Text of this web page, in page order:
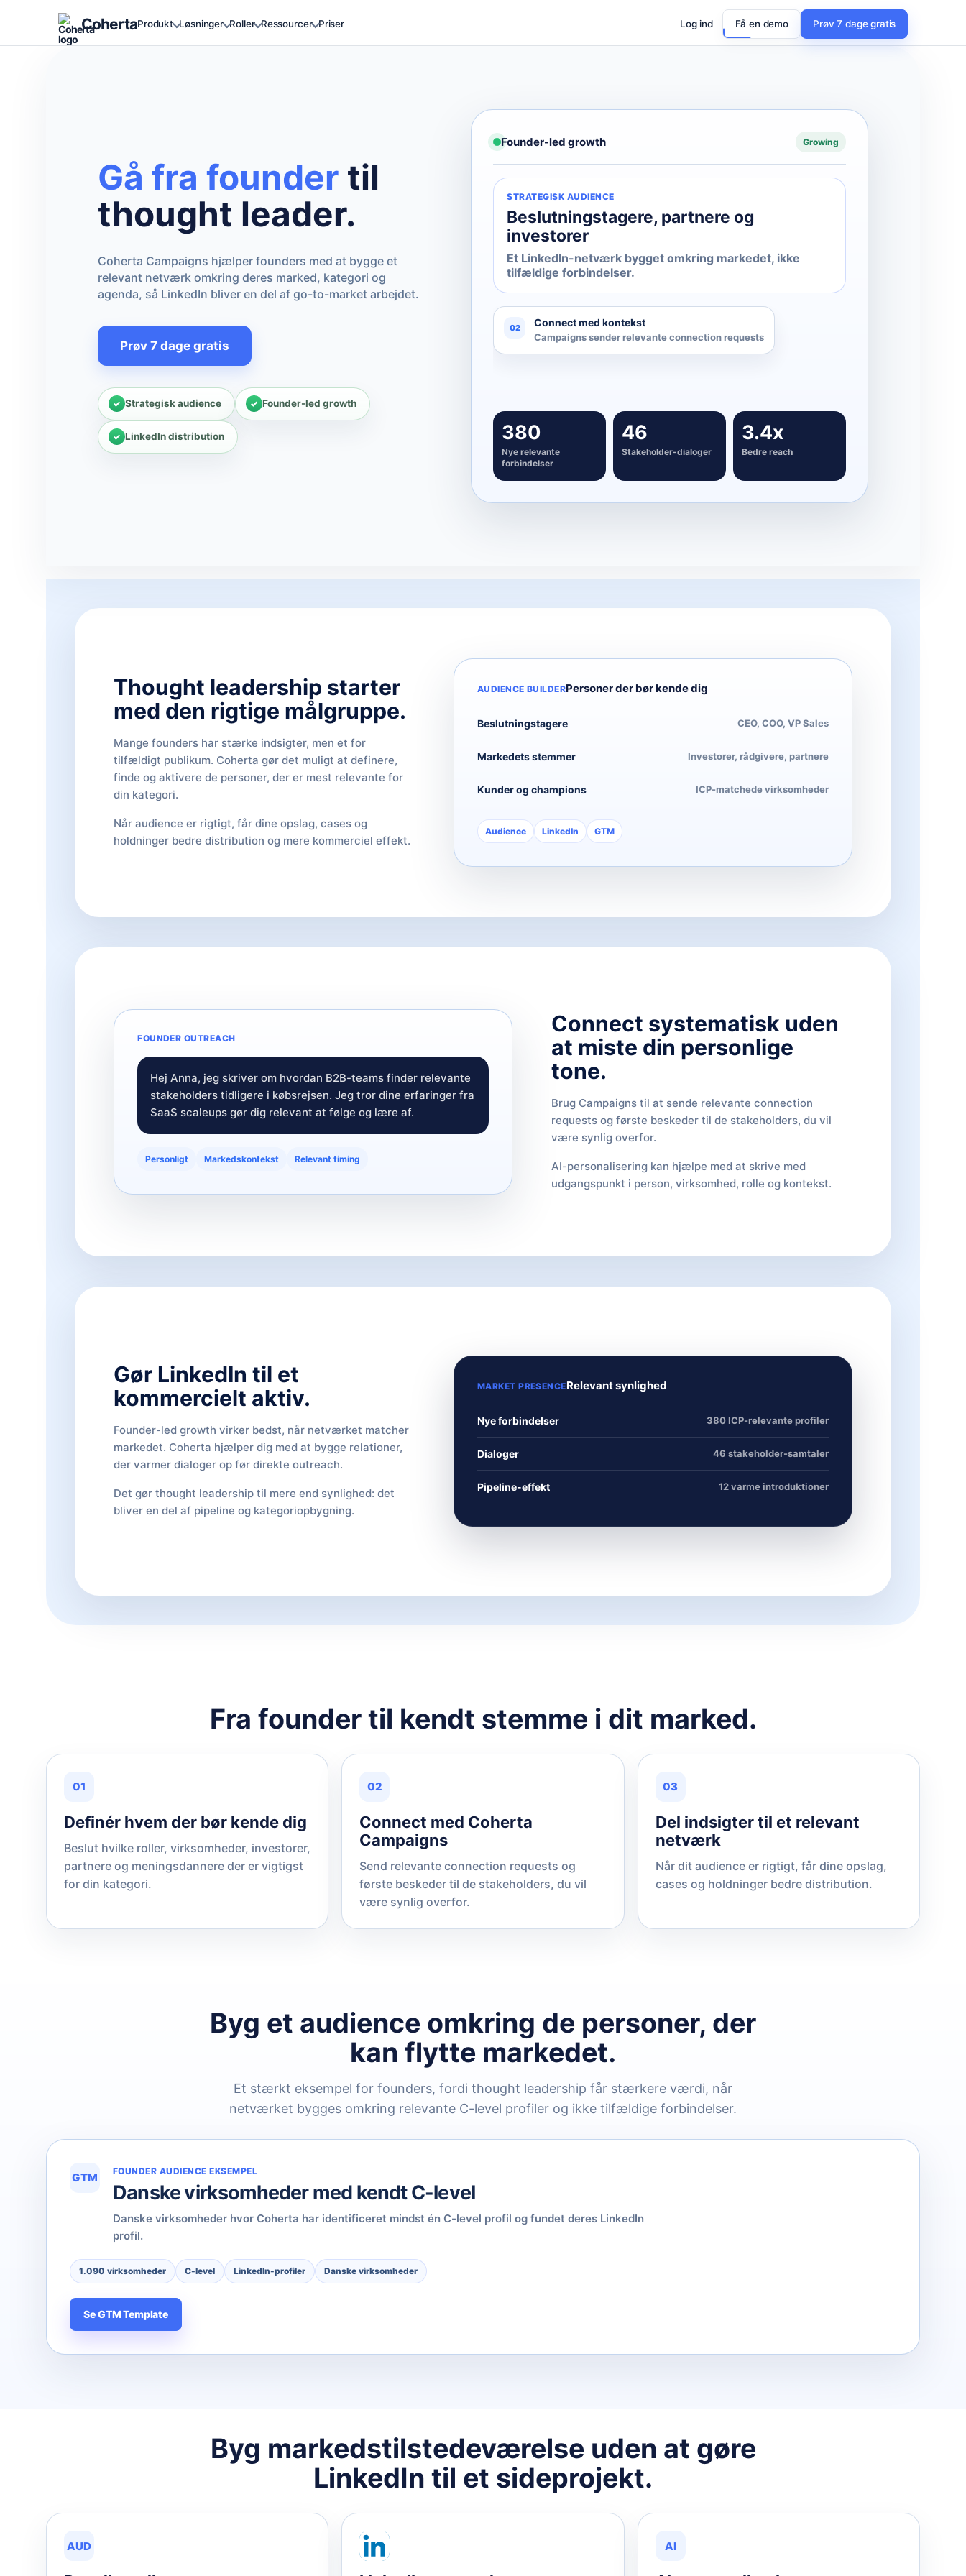
CohertaProdukt Løsninger Roller Ressourcer Priser Log ind Få en demo Prøv 7 dage gratis
Gå fra founder til
thought leader.
Coherta Campaigns hjælper founders med at bygge et
relevant netværk omkring deres marked, kategori og
agenda, så LinkedIn bliver en del af go-to-market arbejdet.
Prøv 7 dage gratis
Strategisk audience Founder-led growth
LinkedIn distribution
Founder-led growth Growing
STRATEGISK AUDIENCE
Beslutningstagere, partnere og
investorer
Et LinkedIn-netværk bygget omkring markedet, ikke
tilfældige forbindelser.
03 Skab distribution
Indsigter bliver synlige for de rette stakeholders
380
Nye relevante
forbindelser
46
Stakeholder-dialoger
3.4x
Bedre reach
Thought leadership starter
med den rigtige målgruppe.
Mange founders har stærke indsigter, men et for
tilfældigt publikum. Coherta gør det muligt at definere,
finde og aktivere de personer, der er mest relevante for
din kategori.
Når audience er rigtigt, får dine opslag, cases og
holdninger bedre distribution og mere kommerciel effekt.
AUDIENCE BUILDERPersoner der bør kende dig
Beslutningstagere CEO, COO, VP Sales
Markedets stemmer Investorer, rådgivere, partnere
Kunder og champions ICP-matchede virksomheder
Audience LinkedIn GTM
Connect systematisk uden
at miste din personlige
tone.
Brug Campaigns til at sende relevante connection
requests og første beskeder til de stakeholders, du vil
være synlig overfor.
AI-personalisering kan hjælpe med at skrive med
udgangspunkt i person, virksomhed, rolle og kontekst.
FOUNDER OUTREACH
Hej Anna, jeg skriver om hvordan B2B-teams finder relevante
stakeholders tidligere i købsrejsen. Jeg tror dine erfaringer fra
SaaS scaleups gør dig relevant at følge og lære af.
Personligt Markedskontekst Relevant timing
Gør LinkedIn til et
kommercielt aktiv.
Founder-led growth virker bedst, når netværket matcher
markedet. Coherta hjælper dig med at bygge relationer,
der varmer dialoger op før direkte outreach.
Det gør thought leadership til mere end synlighed: det
bliver en del af pipeline og kategoriopbygning.
MARKET PRESENCERelevant synlighed
Nye forbindelser 380 ICP-relevante profiler
Dialoger 46 stakeholder-samtaler
Pipeline-effekt 12 varme introduktioner
Fra founder til kendt stemme i dit marked.
01
Definér hvem der bør kende dig
Beslut hvilke roller, virksomheder, investorer,
partnere og meningsdannere der er vigtigst
for din kategori.
02
Connect med Coherta
Campaigns
Send relevante connection requests og
første beskeder til de stakeholders, du vil
være synlig overfor.
03
Del indsigter til et relevant
netværk
Når dit audience er rigtigt, får dine opslag,
cases og holdninger bedre distribution.
Byg et audience omkring de personer, der
kan flytte markedet.
Et stærkt eksempel for founders, fordi thought leadership får stærkere værdi, når
netværket bygges omkring relevante C-level profiler og ikke tilfældige forbindelser.
GTM FOUNDER AUDIENCE EKSEMPEL
Danske virksomheder med kendt C-level
Danske virksomheder hvor Coherta har identificeret mindst én C-level profil og fundet deres LinkedIn
profil.
1.090 virksomheder C-level LinkedIn-profiler Danske virksomheder
Se GTM Template
Byg markedstilstedeværelse uden at gøre
LinkedIn til et sideprojekt.
AUD AI